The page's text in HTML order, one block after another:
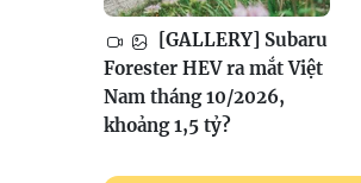
[GALLERY] Subaru
Forester HEV ra mắt Việt
Nam tháng 10/2026,
khoảng 1,5 tỷ?